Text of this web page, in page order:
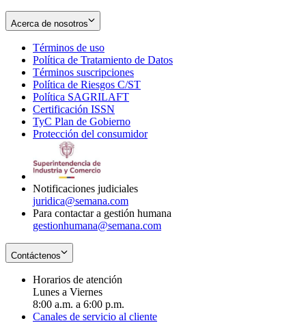
Acerca de nosotros
Términos de uso
in
new
window
Política de Tratamiento de Datos
Términos suscripciones
in
Política de Riesgos C/ST
Política SAGRILAFT
new
window
Certificación ISSN
in
new
TyC Plan de Gobierno
in
Protección del consumidorOpens
Notificaciones judiciales
juridica@semana.com
Para contactar a gestión humana
gestionhumana@semana.com
Contáctenos
Horarios de atención
Lunes a Viernes
8:00 a.m. a 6:00 p.m.
Canales de servicio al cliente